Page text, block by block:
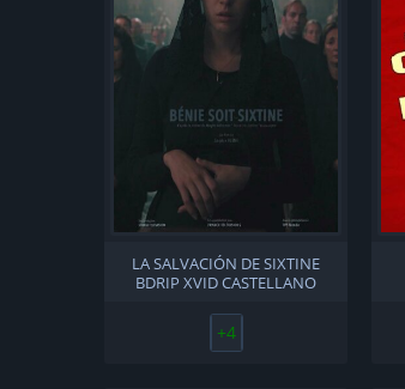
LA SALVACIÓN DE SIXTINE
BDRIP XVID CASTELLANO
+4